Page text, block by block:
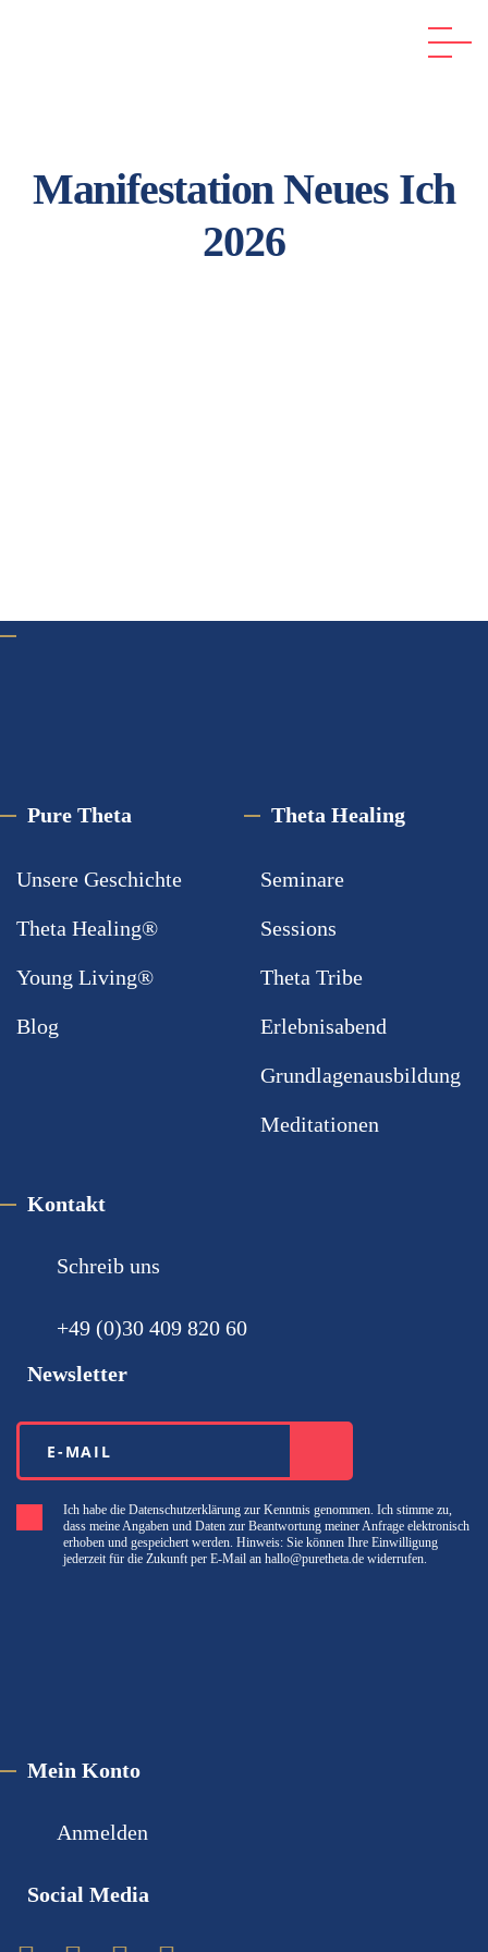
Manifestation Neues Ich
2026
Pure Theta
Unsere Geschichte
Theta Healing®
Young Living®
Blog
Theta Healing
Seminare
Sessions
Theta Tribe
Erlebnisabend
Grundlagenausbildung
Meditationen
Kontakt
Schreib uns
+49 (0)30 ‪409 820 60‬
Newsletter
Ich habe die Datenschutzerklärung zur Kenntnis genommen. Ich stimme zu,
dass meine Angaben und Daten zur Beantwortung meiner Anfrage elektronisch
erhoben und gespeichert werden. Hinweis: Sie können Ihre Einwilligung
jederzeit für die Zukunft per E-Mail an hallo@puretheta.de widerrufen.
Mein Konto
Anmelden
Social Media